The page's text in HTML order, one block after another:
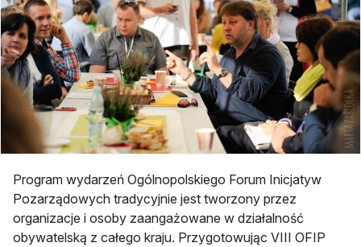
Program wydarzeń Ogólnopolskiego Forum Inicjatyw
Pozarządowych tradycyjnie jest tworzony przez
organizacje i osoby zaangażowane w działalność
obywatelską z całego kraju. Przygotowując VIII OFIP